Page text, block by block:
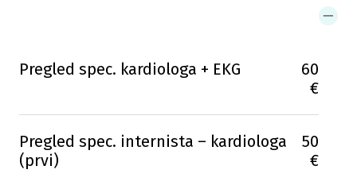
Pregled spec. kardiologa + EKG
60
€
Pregled spec. internista – kardiologa
(prvi)
50
€